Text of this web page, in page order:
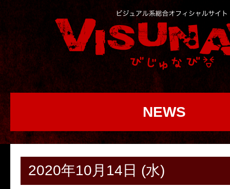
NEWS
2020年10月14日 (水)